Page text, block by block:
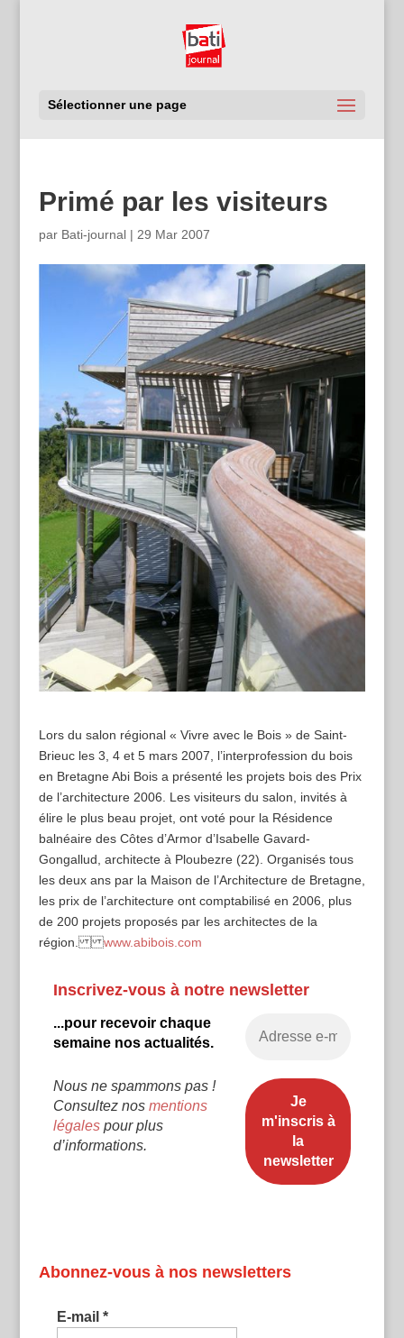
Sélectionner une page
Primé par les visiteurs
par Bati-journal| 29 Mar 2007
Lors du salon régional « Vivre avec le Bois » de Saint-
Brieuc les 3, 4 et 5 mars 2007, l’interprofession du bois
en Bretagne Abi Bois a présenté les projets bois des Prix
de l’architecture 2006. Les visiteurs du salon, invités à
élire le plus beau projet, ont voté pour la Résidence
balnéaire des Côtes d’Armor d’Isabelle Gavard-
Gongallud, architecte à Ploubezre (22). Organisés tous
les deux ans par la Maison de l’Architecture de Bretagne,
les prix de l’architecture ont comptabilisé en 2006, plus
de 200 projets proposés par les architectes de la
région.www.abibois.com
Inscrivez-vous à notre newsletter
...pour recevoir chaque
semaine nos actualités.
Nous ne spammons pas !
Consultez nos mentions
légalespour plus
d’informations.
Abonnez-vous à nos newsletters
E-mail *